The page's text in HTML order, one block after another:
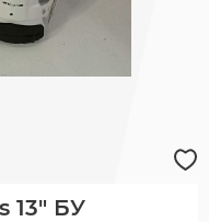
13" БУ